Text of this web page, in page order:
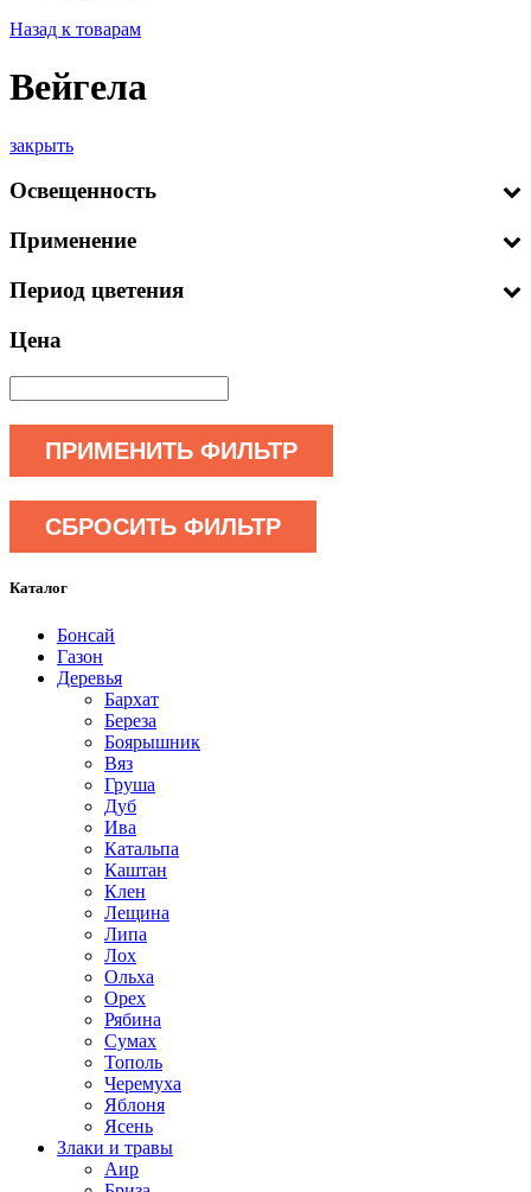
Назад к товарам
Вейгела
закрыть
Освещенность
Применение
Период цветения
Цена
ПРИМЕНИТЬ ФИЛЬТР
СБРОСИТЬ ФИЛЬТР
Каталог
Бонсай
Газон
Деревья
Бархат
Береза
Боярышник
Вяз
Груша
Дуб
Ива
Катальпа
Каштан
Клен
Лещина
Липа
Лох
Ольха
Орех
Рябина
Сумах
Тополь
Черемуха
Яблоня
Ясень
Злаки и травы
Аир